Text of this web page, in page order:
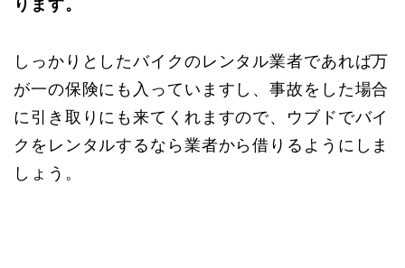
ります。
しっかりとしたバイクのレンタル業者であれば万
が一の保険にも入っていますし、事故をした場合
に引き取りにも来てくれますので、ウブドでバイ
クをレンタルするなら業者から借りるようにしま
しょう。